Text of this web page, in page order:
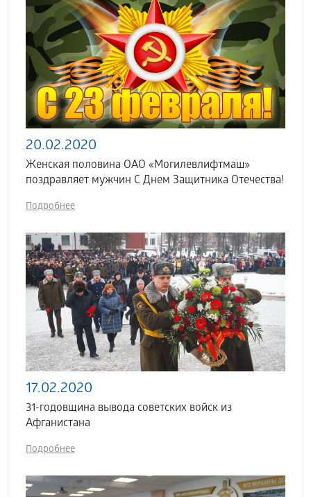
20.02.2020
Женская половина ОАО «Могилевлифтмаш»
поздравляет мужчин С Днем Защитника Отечества!
Подробнее
17.02.2020
31-годовщина вывода советских войск из
Афганистана
Подробнее